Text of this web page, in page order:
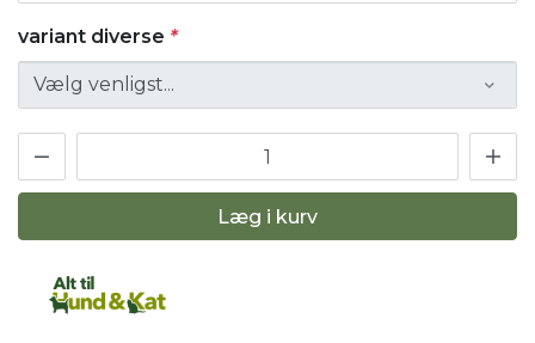
variant diverse *
Læg i kurv